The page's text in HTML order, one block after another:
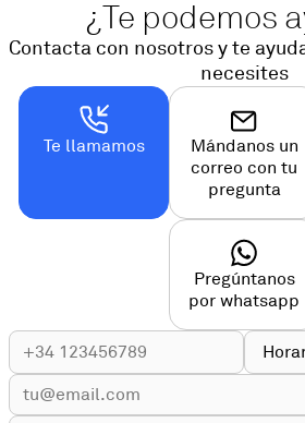
¿Te podemos
Contacta con nosotros y te
necesites
Te llamamos
Mándanos un
correo con tu
pregunta
Pregúntanos
por whatsapp